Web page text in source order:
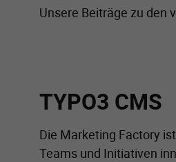
Unsere Beiträge zu den
TYPO3 CMS
Die Marketing Factory
Teams und Initiativen